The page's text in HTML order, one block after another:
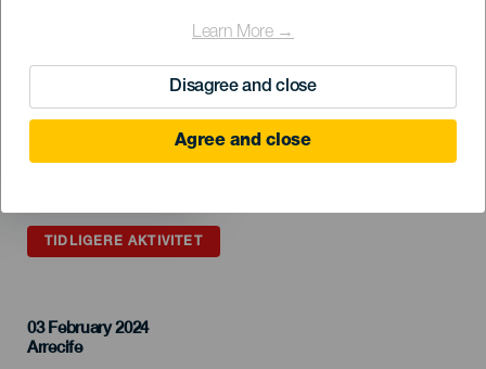
Learn More →
Disagree and close
Agree and close
TIDLIGERE AKTIVITET
03 February 2024
Localidad
Arrecife